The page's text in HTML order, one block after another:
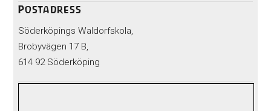
Postadress
Söderköpings Waldorfskola,
Brobyvägen 17 B,
614 92 Söderköping